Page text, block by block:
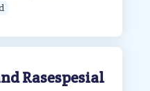
Rasespesial